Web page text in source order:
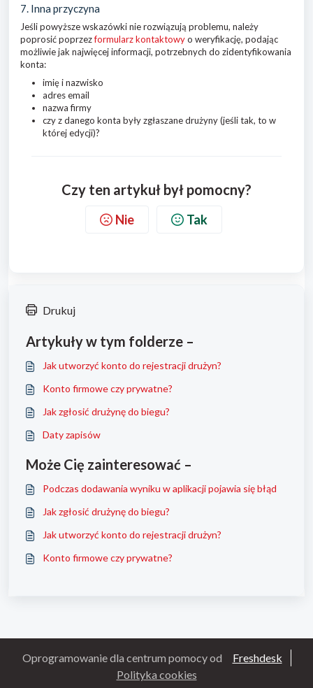
7. Inna przyczyna
Jeśli powyższe wskazówki nie rozwiązują problemu, należy
poprosić poprzezformularz kontaktowyo weryfikację, podając
możliwie jak najwięcej informacji, potrzebnych do zidentyfikowania
konta:
imię i nazwisko
adres email
nazwa firmy
czy z danego konta były zgłaszane drużyny (jeśli tak, to w
której edycji)?
Czy ten artykuł był pomocny?
Nie Tak
Drukuj
Artykuły w tym folderze –
Jak utworzyć konto do rejestracji drużyn?
Konto firmowe czy prywatne?
Jak zgłosić drużynę do biegu?
Daty zapisów
Może Cię zainteresować –
Podczas dodawania wyniku w aplikacji pojawia się błąd
Jak zgłosić drużynę do biegu?
Jak utworzyć konto do rejestracji drużyn?
Konto firmowe czy prywatne?
Oprogramowanie dla centrum pomocy od
Freshdesk
Polityka cookies